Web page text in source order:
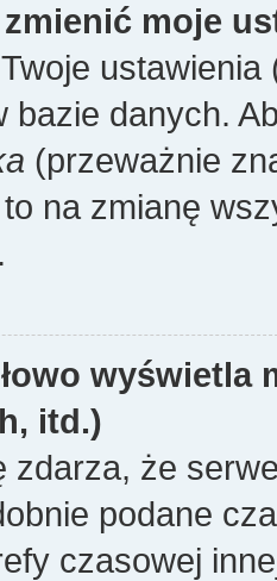
moje
bazie danych.
(przeważnie
na zmianę
wyświetla
itd.)
zdarza, że
podane
czasowej